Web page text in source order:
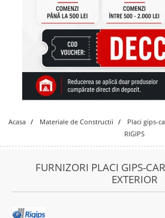
Acasa Materiale de Constructii Placi gips-
RIGIPS
FURNIZORI PLACI GIPS-
EXTERIOR